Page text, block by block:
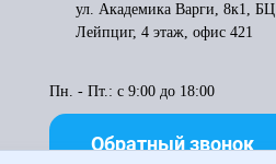
ул. Академика Варги, 8к1, БЦ
Лейпциг, 4 этаж, офис 421
Пн. - Пт.: с 9:00 до 18:00
Обратный звонок